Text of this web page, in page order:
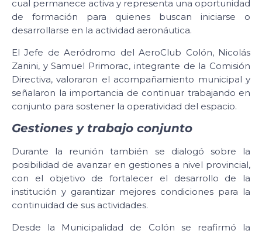
cual permanece activa y representa una oportunidad
de formación para quienes buscan iniciarse o
desarrollarse en la actividad aeronáutica.
El Jefe de Aeródromo del AeroClub Colón, Nicolás
Zanini, y Samuel Primorac, integrante de la Comisión
Directiva, valoraron el acompañamiento municipal y
señalaron la importancia de continuar trabajando en
conjunto para sostener la operatividad del espacio.
Gestiones y trabajo conjunto
Durante la reunión también se dialogó sobre la
posibilidad de avanzar en gestiones a nivel provincial,
con el objetivo de fortalecer el desarrollo de la
institución y garantizar mejores condiciones para la
continuidad de sus actividades.
Desde la Municipalidad de Colón se reafirmó la